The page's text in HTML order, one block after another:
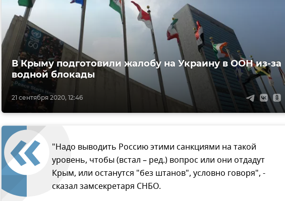
21 сентября 2020, 12:46
В Крыму подготовили жалобу на Украину в ООН из-за
водной блокады
"Надо выводить Россию этими санкциями на такой
уровень, чтобы (встал – ред.) вопрос или они отдадут
Крым, или останутся "без штанов", условно говоря", -
сказал замсекретаря СНБО.